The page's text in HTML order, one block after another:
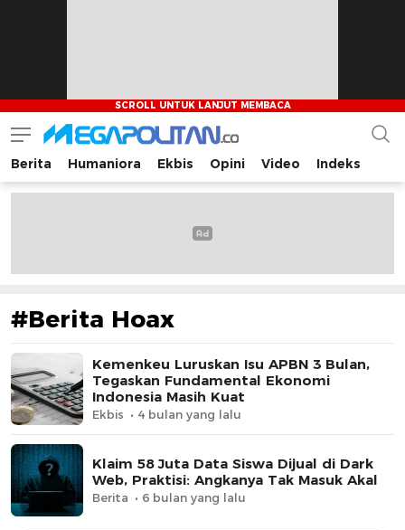
Megapolitan.co
Menyajikan berita-berita fakta bagi pembaca
Berita Humaniora Ekbis Opini Video Indeks
#Berita Hoax
Kemenkeu Luruskan Isu APBN 3 Bulan,
Tegaskan Fundamental Ekonomi
Indonesia Masih Kuat
Ekbis 4 bulan yang lalu
Klaim 58 Juta Data Siswa Dijual di Dark
Web, Praktisi: Angkanya Tak Masuk Akal
Berita 6 bulan yang lalu